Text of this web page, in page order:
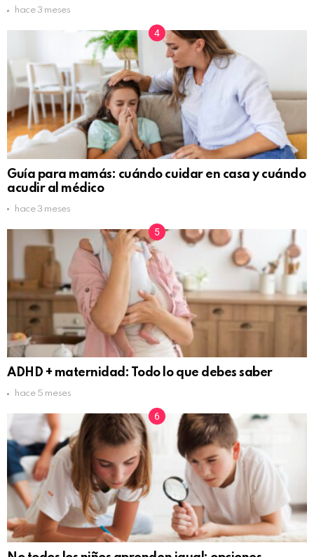
hace 3 meses
Guía para mamás: cuándo cuidar en casa y cuándo
acudir al médico
hace 3 meses
ADHD + maternidad: Todo lo que debes saber
hace 5 meses